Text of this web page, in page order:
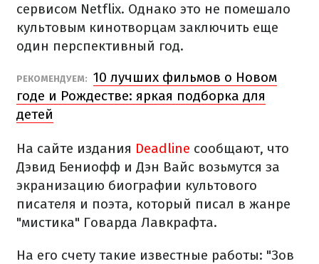
сервисом Netflix. Однако это не помешало
культовым кинотворцам заключить еще
один перспективный год.
РЕКОМЕНДУЕМ: 10 лучших фильмов о Новом
годе и Рождестве: яркая подборка для
детей
На сайте издания Deadline сообщают, что
Дэвид Бениофф и Дэн Вайс возьмутся за
экранизацию биографии культового
писателя и поэта, который писал в жанре
"мистика" Говарда Лавкрафта.
На его счету такие известные работы: "Зов